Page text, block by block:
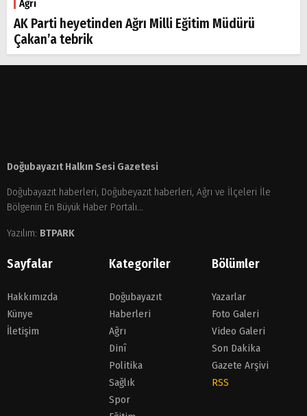
Ağrı
AK Parti heyetinden Ağrı Milli Eğitim Müdürü
Çakan’a tebrik
Doğubayazıt Halkın Sesi Gazetesi
Doğubayazıt haberleri, Doğubeyazıt haberleri, Ağrı ve İlçeleri İle
Bölgenin En Büyük Haber Portalı...
Yazılım: BTPARK
Sayfalar
Hakkımızda
Künye
İletişim
Kategoriler
Doğubayazıt
Haberleri
Ağrı
Dinî
Politika
Sağlık
Spor
Bölümler
Yazarlar
Foto Galeri
Video Galeri
Son Dakika
Gazete Arşivi
RSS